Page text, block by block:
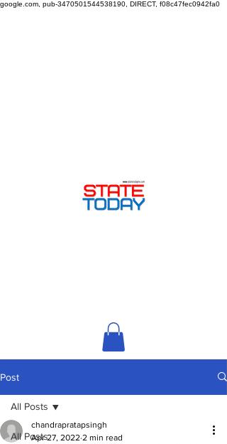
google.com, pub-3470501544538190, DIRECT, f08c47fec0942fa0
Post
All Posts
All Posts
chandrapratapsingh
Apr 27, 2022 2 min read